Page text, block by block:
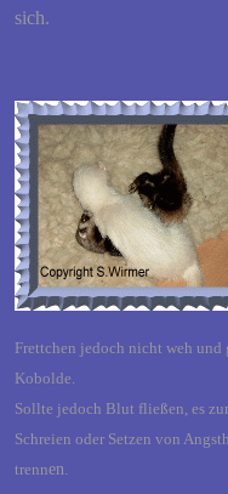
sich.
Frettchen jedoch nicht weh
Kobolde.
Sollte jedoch Blut fließen, es
Schreien oder Setzen von
trennen.